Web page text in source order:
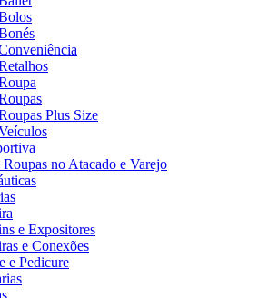
Plus Size
no Atacado e Varejo
e Expositores
e Conexões
e Pedicure